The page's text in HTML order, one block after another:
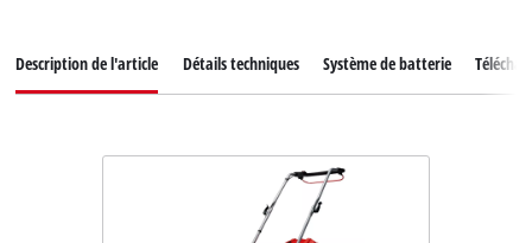
Description de l'article Détails techniques Système de batterie